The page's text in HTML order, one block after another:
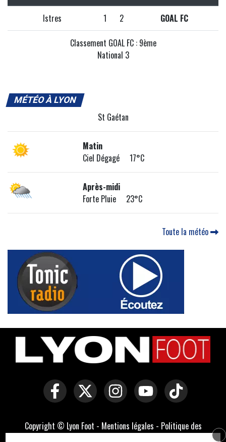
Istres 1 2 GOAL FC
Classement GOAL FC : 9ème
National 3
MÉTÉO À LYON
St Gaétan
Matin
Ciel Dégagé 17°C
Après-midi
Forte Pluie 23°C
Toute la météo
Copyright © Lyon Foot - Mentions légales - Politique des